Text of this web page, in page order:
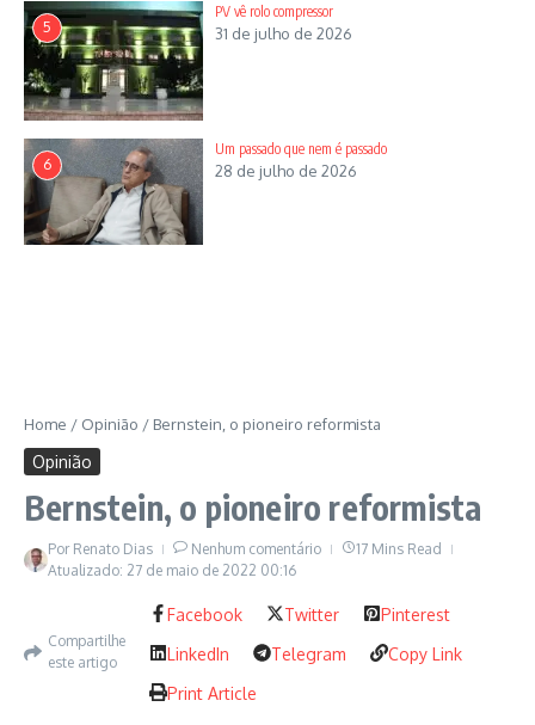
5
PV vê rolo compressor
31 de julho de 2026
6
Um passado que nem é passado
28 de julho de 2026
Home / Opinião / Bernstein, o pioneiro reformista
Opinião
Bernstein, o pioneiro reformista
Por Renato Dias Nenhum comentário
17 Mins Read
Atualizado: 27 de maio de 2022 00:16
Compartilhe
este artigo
Facebook Twitter
Pinterest
LinkedIn
Telegram
Copy Link
Print Article